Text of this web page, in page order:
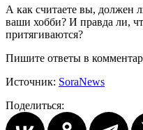
А как считаете вы, должен
ваши хобби? И правда ли,
притягиваются?
Пишите ответы в
Источник: SoraNews
Поделиться: